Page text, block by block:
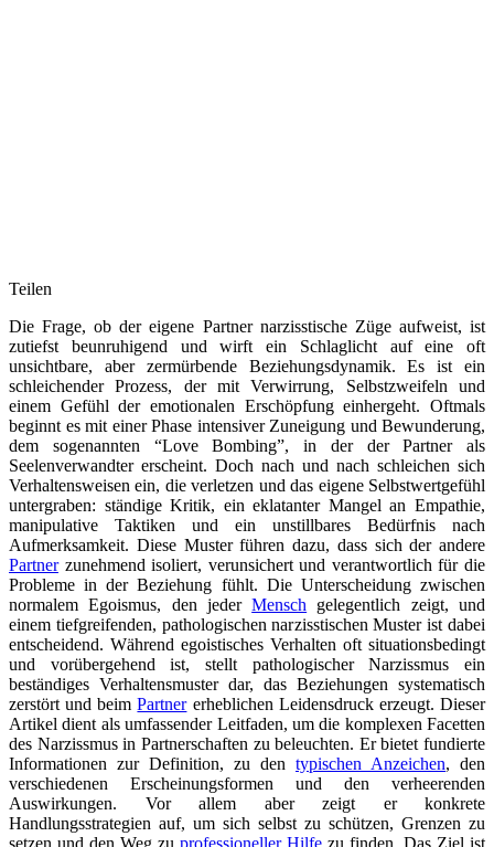
Teilen
Die Frage, ob der eigene Partner narzisstische Züge aufweist, ist
zutiefst beunruhigend und wirft ein Schlaglicht auf eine oft
unsichtbare, aber zermürbende Beziehungsdynamik. Es ist ein
schleichender Prozess, der mit Verwirrung, Selbstzweifeln und
einem Gefühl der emotionalen Erschöpfung einhergeht. Oftmals
beginnt es mit einer Phase intensiver Zuneigung und Bewunderung,
dem sogenannten “Love Bombing”, in der der Partner als
Seelenverwandter erscheint. Doch nach und nach schleichen sich
Verhaltensweisen ein, die verletzen und das eigene Selbstwertgefühl
untergraben: ständige Kritik, ein eklatanter Mangel an Empathie,
manipulative Taktiken und ein unstillbares Bedürfnis nach
Aufmerksamkeit. Diese Muster führen dazu, dass sich der andere
Partnerzunehmend isoliert, verunsichert und verantwortlich für die
Probleme in der Beziehung fühlt. Die Unterscheidung zwischen
normalem Egoismus, den jederMensch gelegentlich zeigt, und
einem tiefgreifenden, pathologischen narzisstischen Muster ist dabei
entscheidend. Während egoistisches Verhalten oft situationsbedingt
und vorübergehend ist, stellt pathologischer Narzissmus ein
beständiges Verhaltensmuster dar, das Beziehungen systematisch
zerstört und beimPartnererheblichen Leidensdruck erzeugt. Dieser
Artikel dient als umfassender Leitfaden, um die komplexen Facetten
des Narzissmus in Partnerschaften zu beleuchten. Er bietet fundierte
Informationen zur Definition, zu den typischen Anzeichen, den
verschiedenen Erscheinungsformen und den verheerenden
Auswirkungen. Vor allem aber zeigt er konkrete
Handlungsstrategien auf, um sich selbst zu schützen, Grenzen zu
setzen und den Weg zu professioneller Hilfe zu finden. Das Ziel ist